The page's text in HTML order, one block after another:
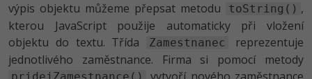
výpis objektu můžeme přepsat metodu
toString() ,
kterou JavaScript použije automaticky při vložení
objektu do textu. Třída
Zamestnanec
reprezentuje
jednotlivého zaměstnance. Firma si pomocí metody